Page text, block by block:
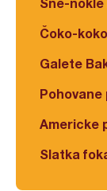
Čoko-
Galete
Americke
Slatka